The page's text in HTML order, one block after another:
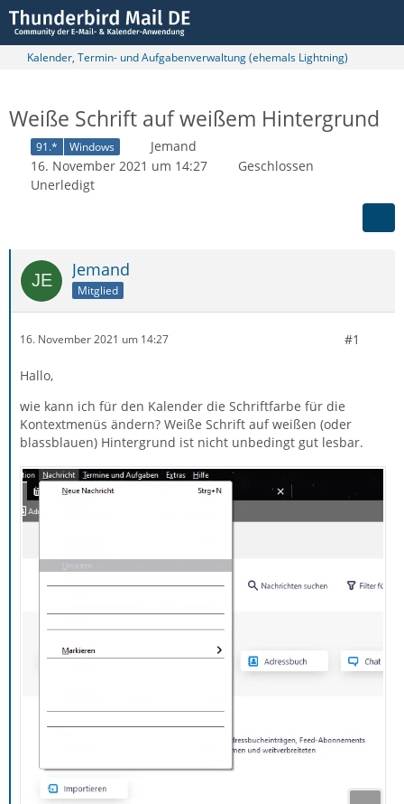
Kalender, Termin- und Aufgabenverwaltung (ehemals Lightning)
Weiße Schrift auf weißem Hintergrund
91.* Windows
Jemand
16. November 2021 um 14:27
Geschlossen
Unerledigt
Jemand
Mitglied
16. November 2021 um 14:27 #1
Hallo,
wie kann ich für den Kalender die Schriftfarbe für die
Kontextmenüs ändern? Weiße Schrift auf weißen (oder
blassblauen) Hintergrund ist nicht unbedingt gut lesbar.